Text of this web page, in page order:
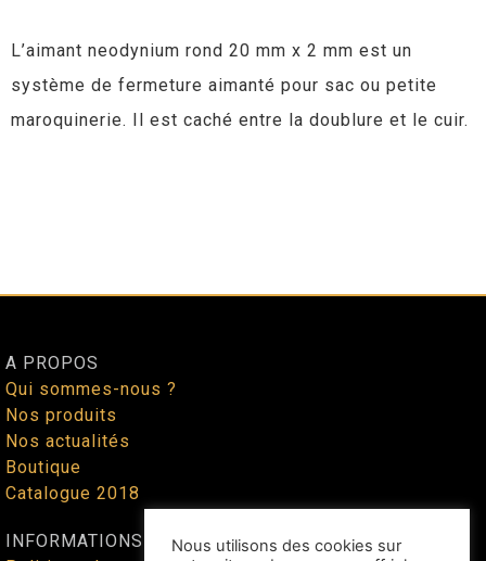
L’aimant neodynium rond 20 mm x 2 mm est un
système de fermeture aimanté pour sac ou petite
maroquinerie. Il est caché entre la doublure et le cuir.
A PROPOS
Qui sommes-nous ?
Nos produits
Nos actualités
Boutique
Catalogue 2018
INFORMATIONS
Nous utilisons des cookies sur